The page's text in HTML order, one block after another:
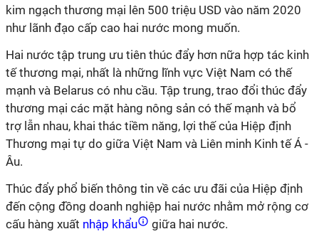
kim ngạch thương mại lên 500 triệu USD vào năm 2020
như lãnh đạo cấp cao hai nước mong muốn.
Hai nước tập trung ưu tiên thúc đẩy hơn nữa hợp tác kinh
tế thương mại, nhất là những lĩnh vực Việt Nam có thế
mạnh và Belarus có nhu cầu. Tập trung, trao đổi thúc đẩy
thương mại các mặt hàng nông sản có thế mạnh và bổ
trợ lẫn nhau, khai thác tiềm năng, lợi thế của Hiệp định
Thương mại tự do giữa Việt Nam và Liên minh Kinh tế Á -
Âu.
Thúc đẩy phổ biến thông tin về các ưu đãi của Hiệp định
đến cộng đồng doanh nghiệp hai nước nhằm mở rộng cơ
cấu hàng xuất nhập khẩu
giữa hai nước.